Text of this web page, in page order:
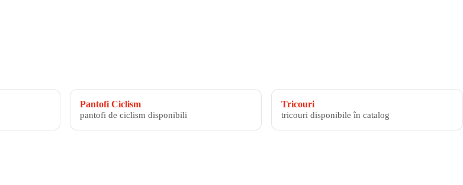
Pantofi Ciclism
pantofi de ciclism disponibili
Tricouri
tricouri disponibile în catalog